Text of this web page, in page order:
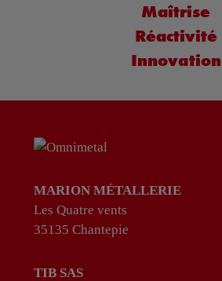
Maîtrise
Réactivité
Innovation
MARION MÉTALLERIE
Les Quatre vents
35135 Chantepie
TIB SAS